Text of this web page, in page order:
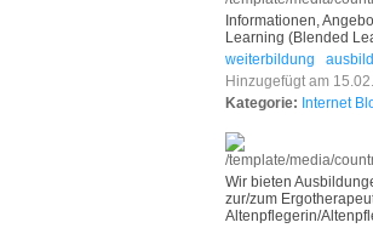
Informationen,
Learning (Blended
weiterbildung
Hinzugefügt am
Kategorie: Internet
Wir bieten
zur/zum
Altenpflegerin/